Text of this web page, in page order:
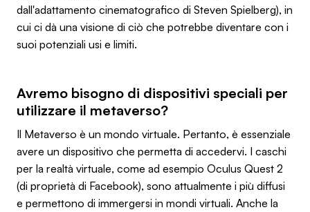
dall'adattamento cinematografico di Steven Spielberg), in
cui ci dà una visione di ciò che potrebbe diventare con i
suoi potenziali usi e limiti.
Avremo bisogno di dispositivi speciali per
utilizzare il metaverso?
Il Metaverso è un mondo virtuale. Pertanto, è essenziale
avere un dispositivo che permetta di accedervi. I caschi
per la realtà virtuale, come ad esempio Oculus Quest 2
(di proprietà di Facebook), sono attualmente i più diffusi
e permettono di immergersi in mondi virtuali. Anche la